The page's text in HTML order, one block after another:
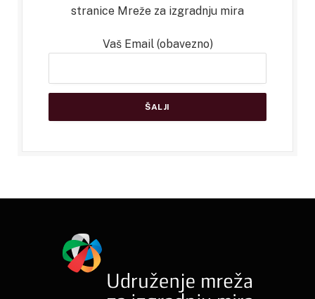
stranice Mreže za izgradnju mira
Vaš Email (obavezno)